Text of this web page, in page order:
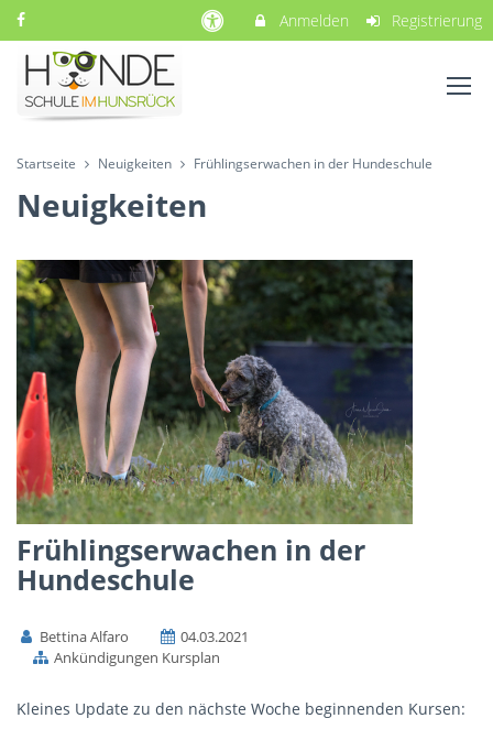
Anmelden Registrierung
Startseite Neuigkeiten Frühlingserwachen in der Hundeschule
Neuigkeiten
Frühlingserwachen in der
Hundeschule
Bettina Alfaro
04.03.2021
Ankündigungen Kursplan
Kleines Update zu den nächste Woche beginnenden Kursen: